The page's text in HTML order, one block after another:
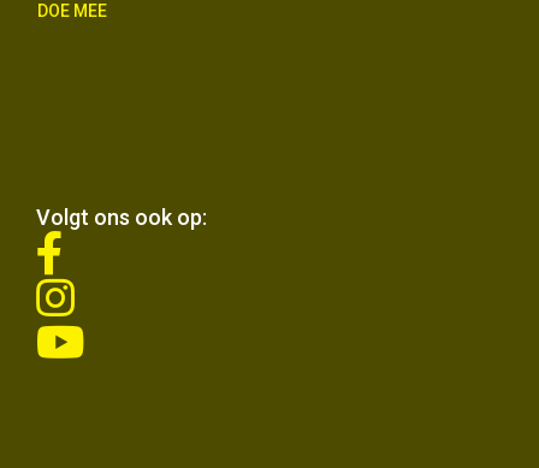
DOE MEE
Volgt ons ook op:
facebook-
f
fab
fa-
instagram